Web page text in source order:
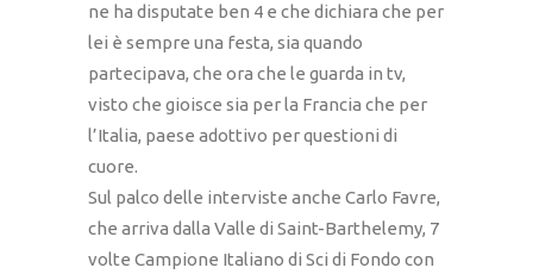
ne ha disputate ben 4 e che dichiara che per
lei è sempre una festa, sia quando
partecipava, che ora che le guarda in tv,
visto che gioisce sia per la Francia che per
l’Italia, paese adottivo per questioni di
cuore.
Sul palco delle interviste anche Carlo Favre,
che arriva dalla Valle di Saint-Barthelemy, 7
volte Campione Italiano di Sci di Fondo con